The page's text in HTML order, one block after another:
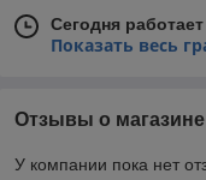
Сегодня
Показать весь
Отзывы о магазине
У компании пока нет